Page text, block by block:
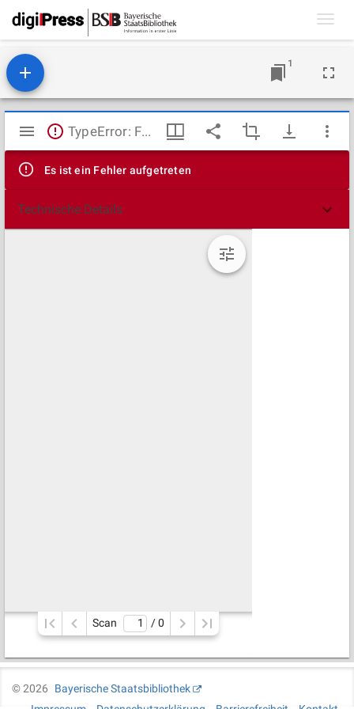
1
Mirador
Viewer
TypeError: Failed to fetch
Es ist ein Fehler aufgetreten
Technische Details
Scan / 0
©2026
Bayerische Staatsbibliothek